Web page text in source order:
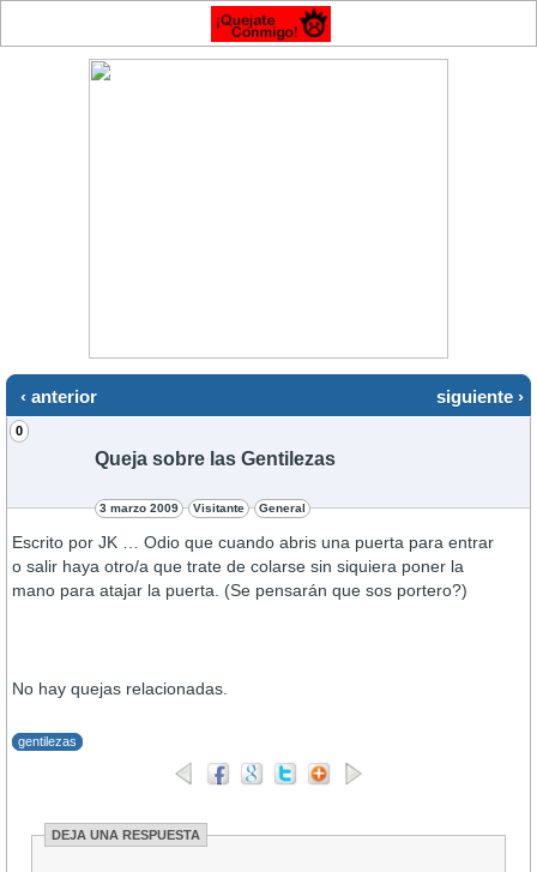
‹ anterior siguiente ›
0
Queja sobre las Gentilezas
3 marzo 2009 Visitante General
Escrito por JK … Odio que cuando abris una puerta para entrar
o salir haya otro/a que trate de colarse sin siquiera poner la
mano para atajar la puerta. (Se pensarán que sos portero?)
No hay quejas relacionadas.
gentilezas
DEJA UNA RESPUESTA